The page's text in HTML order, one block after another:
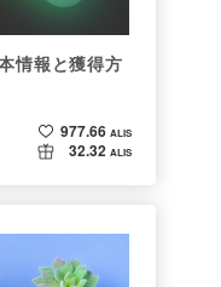
情報と獲得方
977.66 ALIS
32.32 ALIS